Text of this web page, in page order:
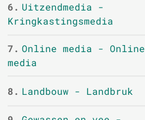
6. Uitzendmedia -
Kringkastingsmedia
7. Online media - Online
media
8. Landbouw - Landbruk